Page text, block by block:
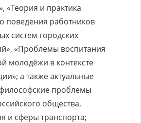
«Теория и практика
поведения работников
систем городских
«Проблемы воспитания
молодёжи в контексте
а также актуальные
проблемы
общества,
и сферы транспорта;